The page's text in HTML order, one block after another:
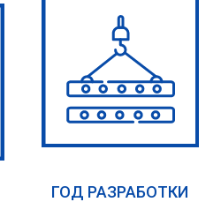
ГОД РАЗРАБОТКИ